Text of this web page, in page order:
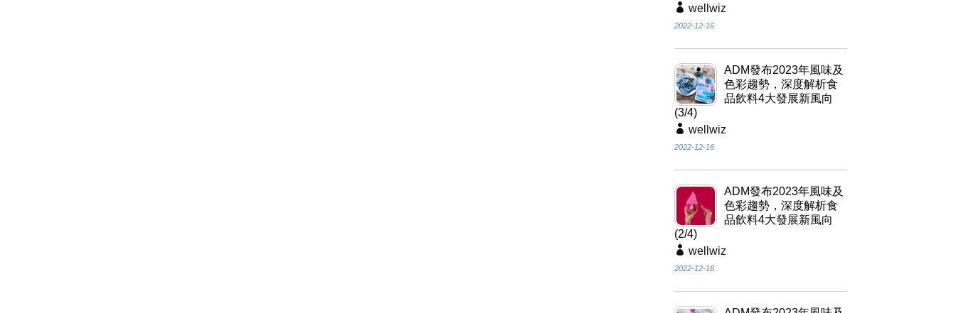
wellwiz
2022-12-16
ADM發布2023年風味及
色彩趨勢，深度解析食
品飲料4大發展新風向
(3/4)
wellwiz
2022-12-16
ADM發布2023年風味及
色彩趨勢，深度解析食
品飲料4大發展新風向
(2/4)
wellwiz
2022-12-16